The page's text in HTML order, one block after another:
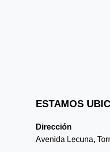
ESTAMOS
Dirección
Avenida Lecuna,